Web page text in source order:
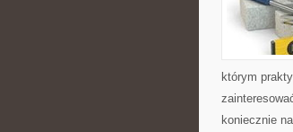
którym
koniecznie